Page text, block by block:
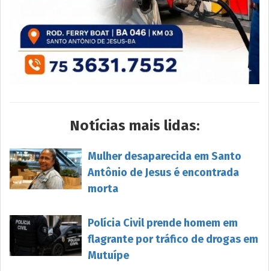
Notícias mais lidas:
Mulher desaparecida em Santo
Antônio de Jesus é encontrada
morta
Polícia Civil prende homem em
flagrante por tráfico de drogas em
Mutuípe